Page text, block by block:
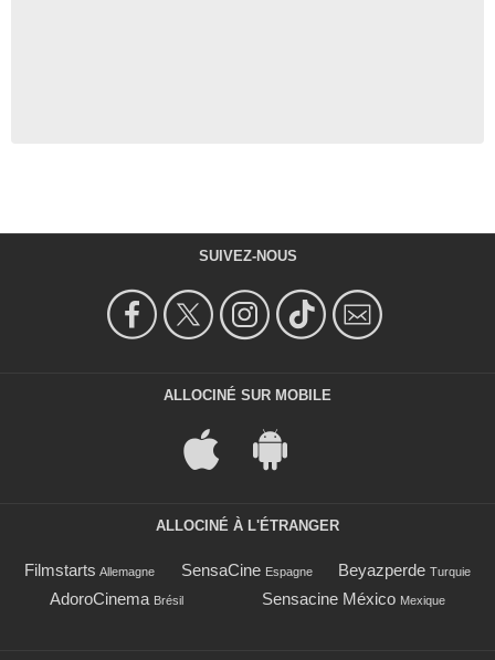
SUIVEZ-NOUS
ALLOCINÉ SUR MOBILE
ALLOCINÉ À L'ÉTRANGER
Filmstarts Allemagne SensaCine Espagne Beyazperde Turquie
AdoroCinema Brésil Sensacine México Mexique